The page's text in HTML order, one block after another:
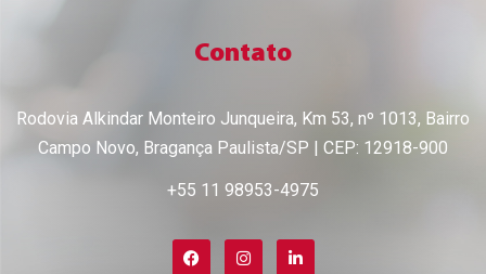
EVENTOS
Contato
Rodovia Alkindar Monteiro Junqueira, Km 53, nº 1013, Bairro
Campo Novo, Bragança Paulista/SP | CEP: 12918-900
+55 11 98953-4975